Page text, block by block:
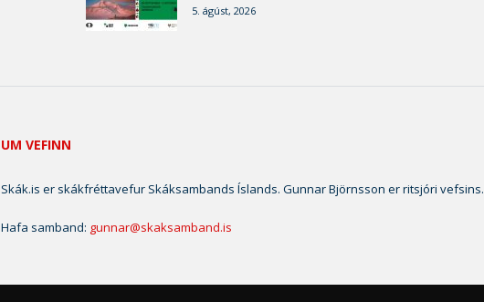
5. ágúst, 2026
UM VEFINN
Skák.is er skákfréttavefur Skáksambands Íslands. Gunnar Björnsson er ritsjóri vefsins.
Hafa samband: gunnar@skaksamband.is